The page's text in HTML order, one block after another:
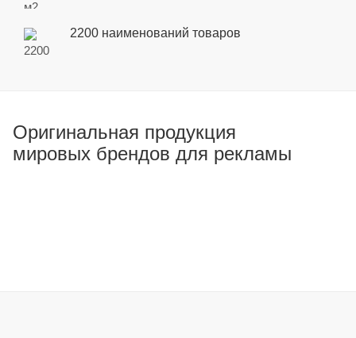
2200 наименований товаров
Оригинальная продукция
мировых брендов для рекламы